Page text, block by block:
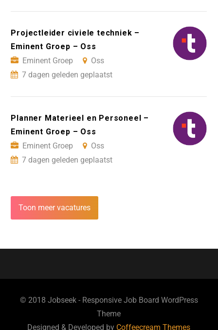
Projectleider civiele techniek –
Eminent Groep – Oss
Eminent Groep
Oss
7 dagen geleden geplaatst
Planner Materieel en Personeel –
Eminent Groep – Oss
Eminent Groep
Oss
7 dagen geleden geplaatst
Toon meer vacatures
© 2018 Jobseek - Responsive Job Board WordPress
Theme
Designed & Developed by Coffeecream Themes